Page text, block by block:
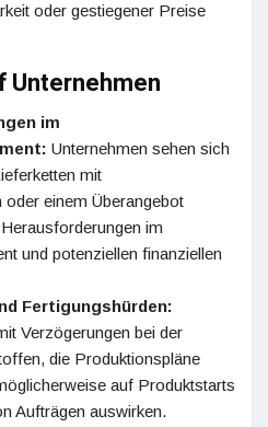
oder gestiegener Preise
Unternehmen
im
Unternehmen sehen sich
mit
einem Überangebot
im
und potenziellen finanziellen
Fertigungshürden:
Verzögerungen bei der
die Produktionspläne
auf Produktstarts
Aufträgen auswirken.